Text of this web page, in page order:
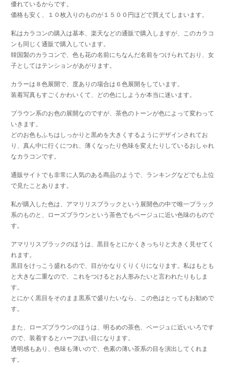
優れているからです。
価格も安く、１０枚入りのものが１５００円ほどで買えてしまいます。
私はカラコンの購入は基本、楽天などの通販で購入しますが、このカラコ
ンも同じく通販で購入しています。
韓国製のカラコンで、色も花の名前にちなんだ名前をつけられており、女
子としてはテンションがあがります。
カラーは８色展開で、度ありの場合は６色展開をしています。
装着写真もすごくかわいくて、どの色にしようか本当に迷います。
ブラウン系のお色の展開なのですが、茶色のトーンが色によって変わって
いきます。
どのお色もふちはしっかりと黒めを大きくするようにデザインされてお
り、真ん中に行くにつれ、薄くなったり色味を変えたりしているおしゃれ
なカラコンです。
通販サイトでも非常に人気のある商品のようで、ランキングなどでも上位
で見たことあります。
私が購入した色は、アマリリスブラックという展開色の中で唯一ブラック
系のものと、ローズブラウンという茶色でもベージュに近い色味のもので
す。
アマリリスブラックのほうは、黒目をとにかくきっちりと大きく見せてく
れます。
黒目をけっこう盛れるので、目がかなりくりくりになります。私はもとも
と大きな二重なので、これをつけるとお人形みたいと言われたりもしま
す。
とにかく黒目をそのまま黒系で盛りたいなら、この色はとってもお勧めで
す。
また、ローズブラウンのほうは、明るめの茶色、ベージュに近いいろです
ので、装着するとハーフぽい目になります。
透明感もあり、色味も薄いので、色素の薄い茶系の目を演出してくれま
す。